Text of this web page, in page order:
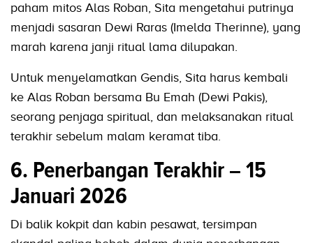
paham mitos Alas Roban, Sita mengetahui putrinya
menjadi sasaran Dewi Raras (Imelda Therinne), yang
marah karena janji ritual lama dilupakan.
Untuk menyelamatkan Gendis, Sita harus kembali
ke Alas Roban bersama Bu Emah (Dewi Pakis),
seorang penjaga spiritual, dan melaksanakan ritual
terakhir sebelum malam keramat tiba.
6. Penerbangan Terakhir – 15
Januari 2026
Di balik kokpit dan kabin pesawat, tersimpan